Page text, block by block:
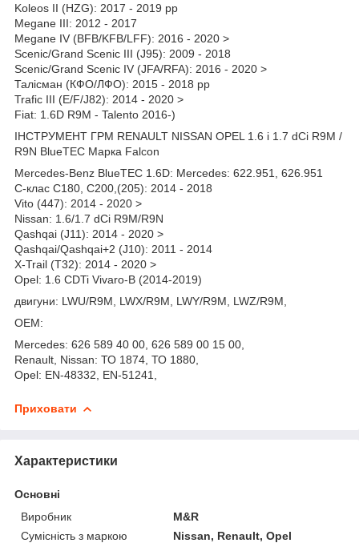
Koleos II (HZG): 2017 - 2019 рр
Megane III: 2012 - 2017
Megane IV (BFB/KFB/LFF): 2016 - 2020 >
Scenic/Grand Scenic III (J95): 2009 - 2018
Scenic/Grand Scenic IV (JFA/RFA): 2016 - 2020 >
Талісман (КФО/ЛФО): 2015 - 2018 рр
Trafic III (E/F/J82): 2014 - 2020 >
Fiat: 1.6D R9M - Talento 2016-)
ІНСТРУМЕНТ ГРМ RENAULT NISSAN OPEL 1.6 і 1.7 dCi R9M /
R9N BlueTEC Марка Falcon
Mercedes-Benz BlueTEC 1.6D: Mercedes: 622.951, 626.951
C-клас C180, C200,(205): 2014 - 2018
Vito (447): 2014 - 2020 >
Nissan: 1.6/1.7 dCi R9M/R9N
Qashqai (J11): 2014 - 2020 >
Qashqai/Qashqai+2 (J10): 2011 - 2014
X-Trail (T32): 2014 - 2020 >
Opel: 1.6 CDTi Vivaro-B (2014-2019)
двигуни: LWU/R9M, LWX/R9M, LWY/R9M, LWZ/R9M,
OEM:
Mercedes: 626 589 40 00, 626 589 00 15 00,
Renault, Nissan: ТО 1874, ТО 1880,
Opel: EN-48332, EN-51241,
Приховати
Характеристики
Основні
Виробник
M&R
Сумісність з маркою
Nissan, Renault, Opel